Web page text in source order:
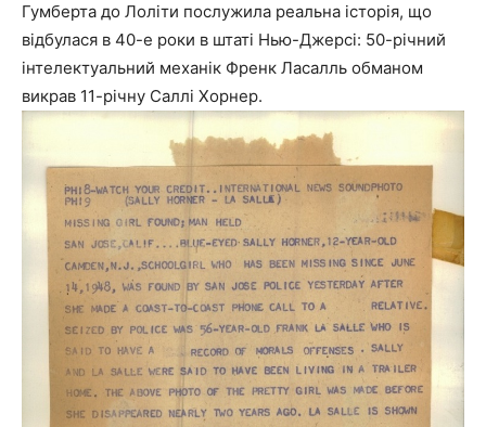
Гумберта до Лоліти послужила реальна історія, що
відбулася в 40-е роки в штаті Нью-Джерсі: 50-річний
інтелектуальний механік Френк Ласалль обманом
викрав 11-річну Саллі Хорнер.